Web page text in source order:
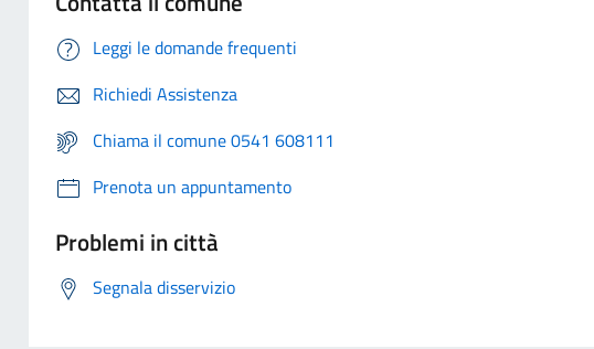
Leggi le domande frequenti
Richiedi Assistenza
Chiama il comune 0541 608111
Prenota un appuntamento
Problemi in città
Segnala disservizio